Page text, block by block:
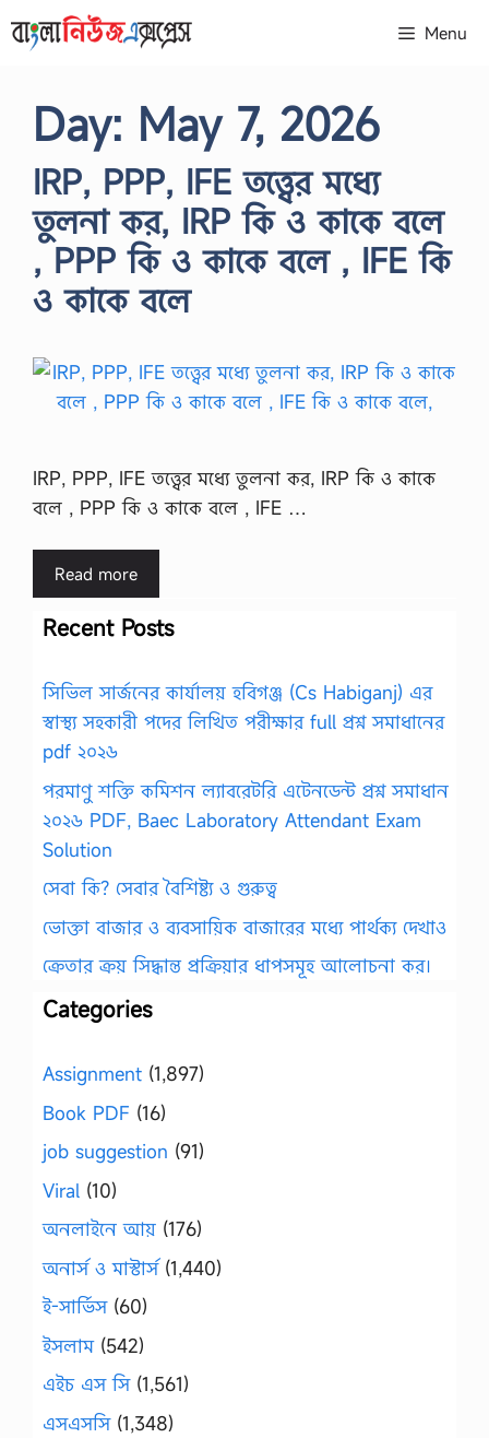
to
Menu
Day: May 7, 2026
IRP, PPP, IFE তত্ত্বের মধ্যে
তুলনা কর, IRP কি ও কাকে বলে
, PPP কি ও কাকে বলে , IFE কি
ও কাকে বলে
IRP, PPP, IFE তত্ত্বের মধ্যে তুলনা কর, IRP কি ও কাকে
বলে , PPP কি ও কাকে বলে , IFE …
Read more
Recent Posts
সিভিল সার্জনের কার্যালয় হবিগঞ্জ (Cs Habiganj) এর
স্বাস্থ্য সহকারী পদের লিখিত পরীক্ষার full প্রশ্ন সমাধানের
pdf ২০২৬
পরমাণু শক্তি কমিশন ল্যাবরেটরি এটেনডেন্ট প্রশ্ন সমাধান
২০২৬ PDF, Baec Laboratory Attendant Exam
Solution
সেবা কি? সেবার বৈশিষ্ট্য ও গুরুত্ব
ভোক্তা বাজার ও ব্যবসায়িক বাজারের মধ্যে পার্থক্য দেখাও
ক্রেতার ক্রয় সিদ্ধান্ত প্রক্রিয়ার ধাপসমূহ আলোচনা কর।
Categories
Assignment (1,897)
Book PDF (16)
job suggestion (91)
Viral (10)
অনলাইনে আয় (176)
অনার্স ও মাস্টার্স(1,440)
ই-সার্ভিস(60)
ইসলাম(542)
এইচ এস সি(1,561)
এসএসসি(1,348)